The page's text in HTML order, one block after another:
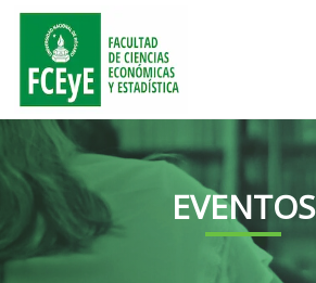
EVENTOS